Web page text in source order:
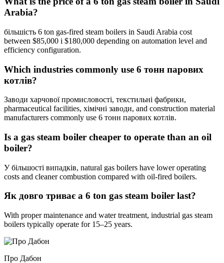
Arabia?
більшість 6 ton gas-fired steam boilers in Saudi Arabia cost
between $85,000 і $180,000 depending on automation level and
efficiency configuration.
Which industries commonly use 6 тонн парових
котлів?
Заводи харчової промисловості, текстильні фабрики,
pharmaceutical facilities, хімічні заводи, and construction material
manufacturers commonly use 6 тонн парових котлів.
Is a gas steam boiler cheaper to operate than an oil
boiler?
У більшості випадків, natural gas boilers have lower operating
costs and cleaner combustion compared with oil-fired boilers.
Як довго триває a 6 ton gas steam boiler last?
With proper maintenance and water treatment, industrial gas steam
boilers typically operate for 15–25 years.
Про Дабон